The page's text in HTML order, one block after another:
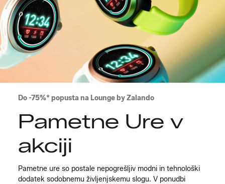
Do -75%* popusta na Lounge by Zalando
Pametne Ure v
akciji
Pametne ure so postale nepogrešljiv modni in tehnološki
dodatek sodobnemu življenjskemu slogu. V ponudbi